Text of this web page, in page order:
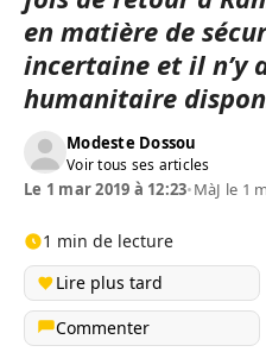
en matière de
incertaine et il n’y
humanitaire
Modeste Dossou
Voir tous ses articles
Le 1 mar 2019 à 12:23•MàJ le 1
1 min de lecture
Lire plus tard
Commenter